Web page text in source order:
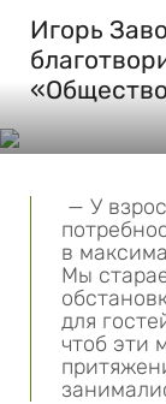
Игорь
— У
в
Мы
для
чтоб эти